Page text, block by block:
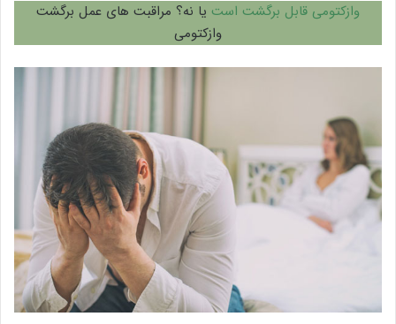
وازکتومی قابل برگشت است یا نه؟ مراقبت های عمل برگشت
وازکتومی